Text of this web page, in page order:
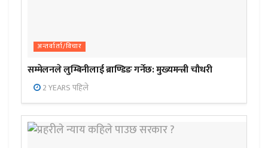
अन्तर्वार्ता/विचार
सम्मेलनले लुम्बिनीलाई ब्राण्डिङ गर्नेछ: मुख्यमन्त्री चौधरी
2 YEARS पहिले